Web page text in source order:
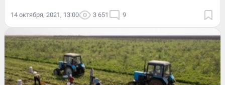
14 октября, 2021, 13:00 3 651 9